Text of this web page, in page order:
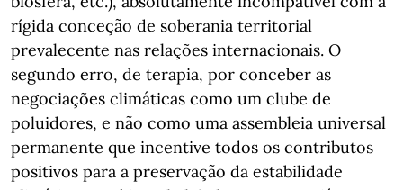
rígida conceção de soberania territorial
prevalecente nas relações internacionais. O
segundo erro, de terapia, por conceber as
negociações climáticas como um clube de
poluidores, e não como uma assembleia universal
permanente que incentive todos os contributos
positivos para a preservação da estabilidade